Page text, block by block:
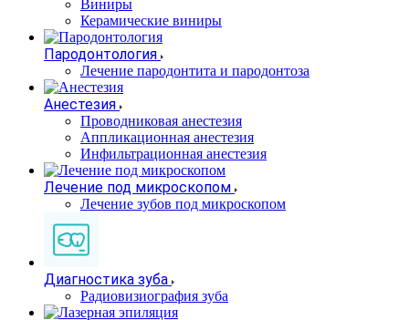
Виниры
Керамические виниры
Пародонтология
Лечение пародонтита и пародонтоза
Анестезия
Проводниковая анестезия
Аппликационная анестезия
Инфильтрационная анестезия
Лечение под микроскопом
Лечение зубов под микроскопом
Диагностика зуба
Радиовизиография зуба